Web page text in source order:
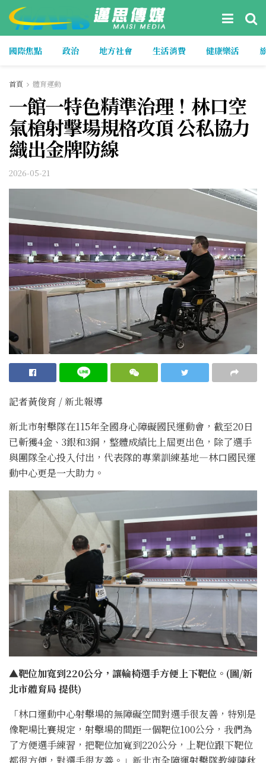
國際焦點 政治 地方社會 生活消費 健康樂活
首頁 體育運動
一館一特色精準治理！林口空
氣槍射擊場規格攻頂 公私協力
織出金牌防線
2026-05-21
記者黃俊育 / 新北報導
新北市射擊隊在115年全國身心障礙國民運動會，截至20日
已斬獲4金、3銀和3銅，整體成績比上屆更出色，除了選手
與團隊全心投入付出，代表隊的專業訓練基地—林口國民運
動中心更是一大助力。
▲靶位加寬到220公分，讓輪椅選手方便上下靶位。(圖/新
北市體育局 提供)
「林口運動中心射擊場的無障礙空間對選手很友善，特別是
像靶場比賽規定，射擊場的間距一個靶位100公分，我們為
了方便選手練習，把靶位加寬到220公分，上靶位跟下靶位